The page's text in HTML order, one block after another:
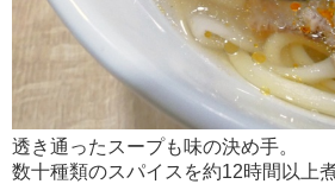
透き通ったスープも味の決め手。
数十種類のスパイスを約12時間以上